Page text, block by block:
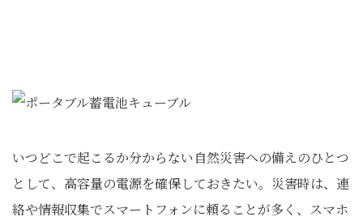
いつどこで起こるか分からない自然災害への備えのひとつ
として、高容量の電源を確保しておきたい。災害時は、連
絡や情報収集でスマートフォンに頼ることが多く、スマホ